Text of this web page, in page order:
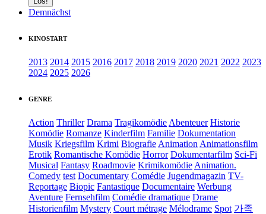
Demnächst
KINOSTART
2013 2014 2015 2016 2017 2018 2019 2020 2021 2022 2023
2024 2025 2026
GENRE
Action Thriller Drama Tragikomödie Abenteuer Historie
Komödie Romanze Kinderfilm Familie Dokumentation
Musik Kriegsfilm Krimi Biografie Animation Animationsfilm
Erotik Romantische Komödie Horror Dokumentarfilm Sci-Fi
Musical Fantasy Roadmovie Krimikomödie Animation.
Comedy test Documentary Comédie Jugendmagazin TV-
Reportage Biopic Fantastique Documentaire Werbung
Aventure Fernsehfilm Comédie dramatique Drame
Historienfilm Mystery Court métrage Mélodrame Spot 가족